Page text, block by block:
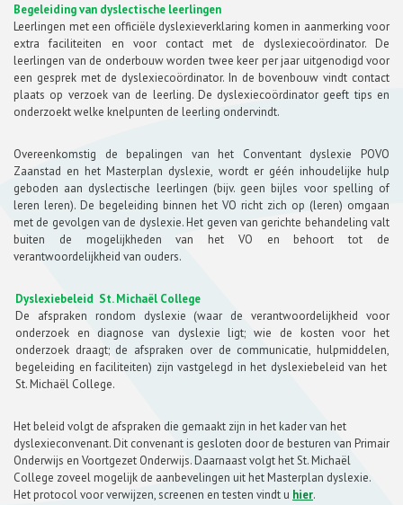
Begeleiding van dyslectische leerlingen
Leerlingen met een officiële dyslexieverklaring komen in aanmerking voor
extra faciliteiten en voor contact met de dyslexiecoördinator. De
leerlingen van de onderbouw worden twee keer per jaar uitgenodigd voor
een gesprek met de dyslexiecoördinator. In de bovenbouw vindt contact
plaats op verzoek van de leerling. De dyslexiecoördinator geeft tips en
onderzoekt welke knelpunten de leerling ondervindt.
Overeenkomstig de bepalingen van het Conventant dyslexie POVO
Zaanstad en het Masterplan dyslexie, wordt er géén inhoudelijke hulp
geboden aan dyslectische leerlingen (bijv. geen bijles voor spelling of
leren leren). De begeleiding binnen het VO richt zich op (leren) omgaan
met de gevolgen van de dyslexie. Het geven van gerichte behandeling valt
buiten de mogelijkheden van het VO en behoort tot de
verantwoordelijkheid van ouders.
Dyslexiebeleid St. Michaël College
De afspraken rondom dyslexie (waar de verantwoordelijkheid voor
onderzoek en diagnose van dyslexie ligt; wie de kosten voor het
onderzoek draagt; de afspraken over de communicatie, hulpmiddelen,
begeleiding en faciliteiten) zijn vastgelegd in het dyslexiebeleid van het
St. Michaël College.
Het beleid volgt de afspraken die gemaakt zijn in het kader van het
dyslexieconvenant. Dit convenant is gesloten door de besturen van Primair
Onderwijs en Voortgezet Onderwijs. Daarnaast volgt het St. Michaël
College zoveel mogelijk de aanbevelingen uit het Masterplan dyslexie.
Het protocol voor verwijzen, screenen en testen vindt u hier.